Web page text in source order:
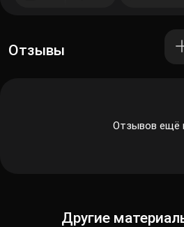
Отзывы
Отзывов ещё
Другие